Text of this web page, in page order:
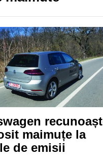
maimuțe la
de emisii